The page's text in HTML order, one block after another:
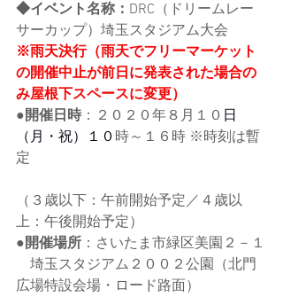
◆イベント名称： DRC（ドリームレー
サーカップ）埼玉スタジアム大会
※雨天決行（雨天でフリーマーケット
の開催中止が前日に発表された場合の
み屋根下スペースに変更）
●開催日時：２０２０年８月１０ 日
（月・祝）１０ 時～１６時 ※時刻は暫
定
（３歳以下：午前開始予定／４歳以
上：午後開始予定）
●開催場所 ：さいたま市緑区美園２－１
埼玉スタジアム２００２公園（北門
広場特設会場・ロード路面）